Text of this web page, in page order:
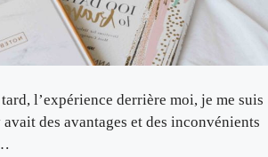
l’expérience derrière moi, je me suis
des avantages et des inconvénients